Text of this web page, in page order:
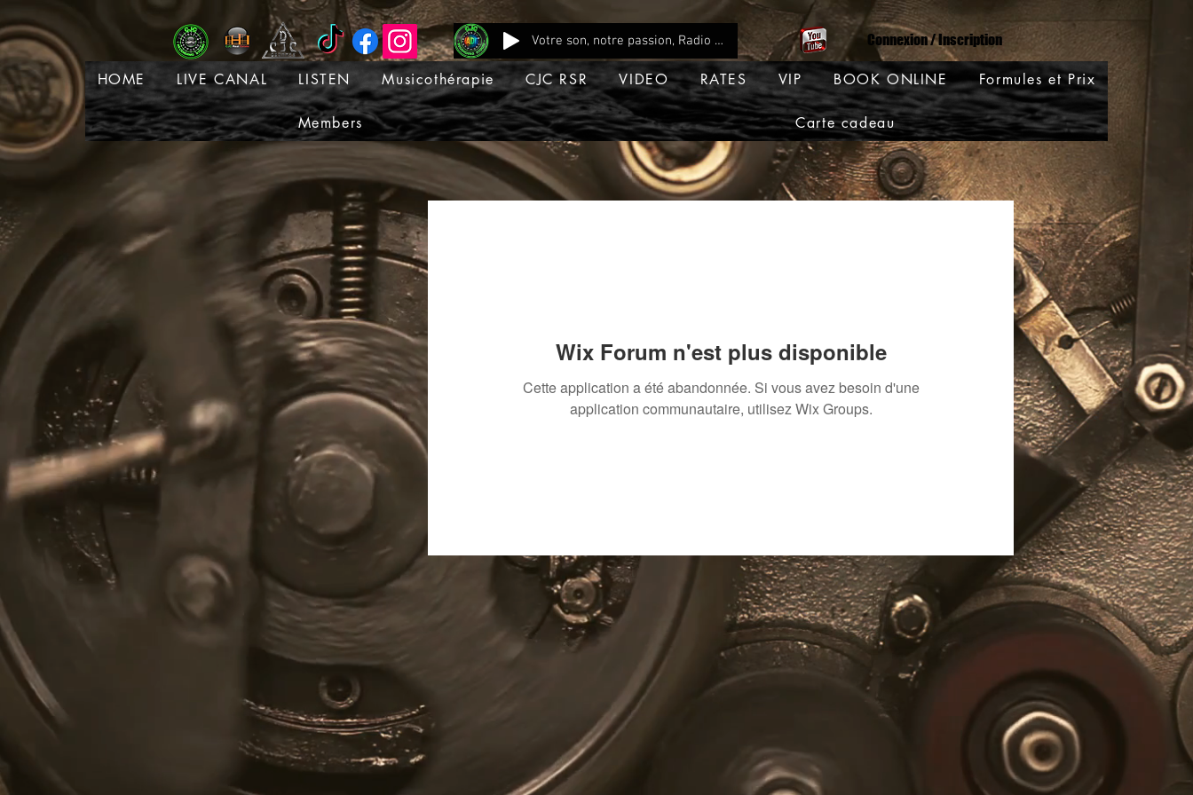
Votre son, notre passion, Radio CJC Recording Studio , là où chaque note prend vie ! Connexion / Inscription
HOME LIVE CANAL LISTEN Musicothérapie CJC RSR VIDEO RATES VIP BOOK ONLINE Formules et Prix
Members Carte cadeau
Wix Forum n'est plus disponible
Cette application a été abandonnée. Si vous avez besoin d'une
application communautaire, utilisez Wix Groups.